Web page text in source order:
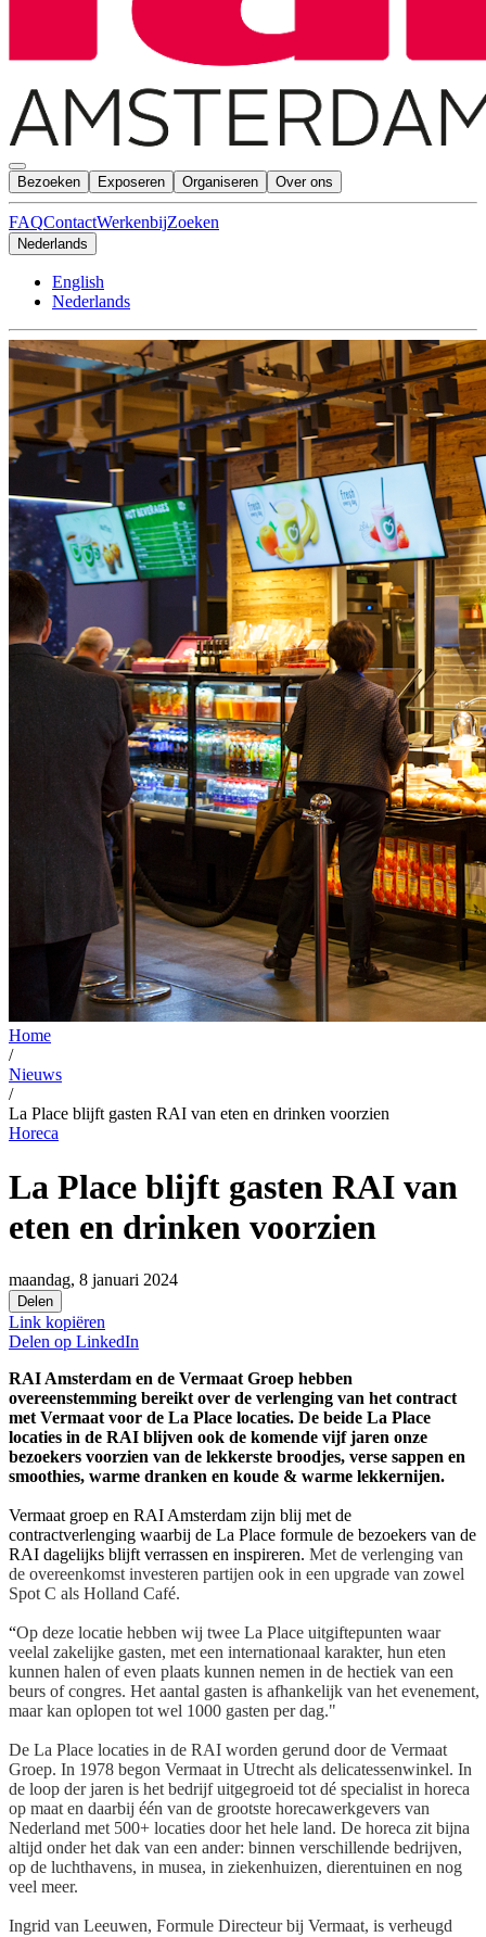
Bezoeken Exposeren Organiseren Over ons
FAQContactWerkenbijZoeken
Nederlands
English
Nederlands
Home
/
Nieuws
/
La Place blijft gasten RAI van eten en drinken voorzien
Horeca
La Place blijft gasten RAI van
eten en drinken voorzien
maandag, 8 januari 2024
Delen
Link kopiëren
Delen op LinkedIn
RAI Amsterdam en de Vermaat Groep hebben
overeenstemming bereikt over de verlenging van het contract
met Vermaat voor de La Place locaties. De beide La Place
locaties in de RAI blijven ook de komende vijf jaren onze
bezoekers voorzien van de lekkerste broodjes, verse sappen en
smoothies, warme dranken en koude & warme lekkernijen.
Vermaat groep en RAI Amsterdam zijn blij met de
contractverlenging waarbij de La Place formule de bezoekers van de
RAI dagelijks blijft verrassen en inspireren. Met de verlenging van
de overeenkomst investeren partijen ook in een upgrade van zowel
Spot C als Holland Café.
“Op deze locatie hebben wij twee La Place uitgiftepunten waar
veelal zakelijke gasten, met een internationaal karakter, hun eten
kunnen halen of even plaats kunnen nemen in de hectiek van een
beurs of congres. Het aantal gasten is afhankelijk van het evenement,
maar kan oplopen tot wel 1000 gasten per dag."
De La Place locaties in de RAI worden gerund door de Vermaat
Groep. In 1978 begon Vermaat in Utrecht als delicatessenwinkel. In
de loop der jaren is het bedrijf uitgegroeid tot dé specialist in horeca
op maat en daarbij één van de grootste horecawerkgevers van
Nederland met 500+ locaties door het hele land. De horeca zit bijna
altijd onder het dak van een ander: binnen verschillende bedrijven,
op de luchthavens, in musea, in ziekenhuizen, dierentuinen en nog
veel meer.
Ingrid van Leeuwen, Formule Directeur bij Vermaat, is verheugd